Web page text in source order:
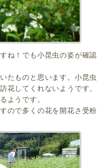
ね！でも小昆虫の姿が確認
たものと思います。小昆虫
花してくれないようです。
ようです。
ので多くの花を開花さ受粉